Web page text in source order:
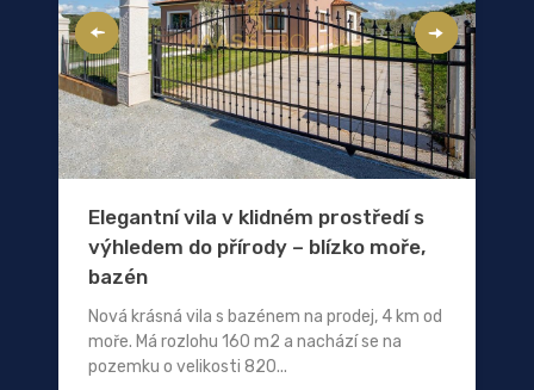
Elegantní vila v klidném prostředí s
výhledem do přírody – blízko moře,
bazén
Nová krásná vila s bazénem na prodej, 4 km od
moře. Má rozlohu 160 m2 a nachází se na
pozemku o velikosti 820...